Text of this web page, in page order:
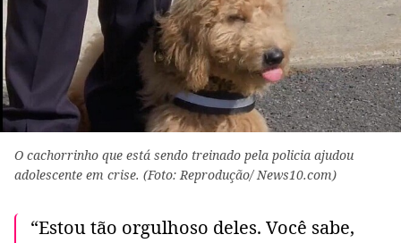
O cachorrinho que está sendo treinado pela policia ajudou
adolescente em crise. (Foto: Reprodução/ News10.com)
“Estou tão orgulhoso deles. Você sabe,